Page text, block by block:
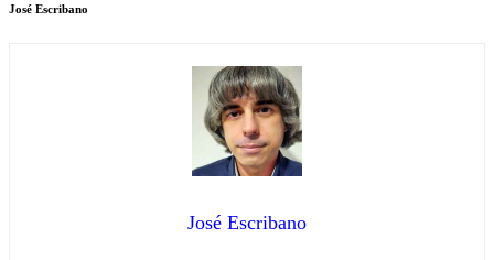
José Escribano
José Escribano